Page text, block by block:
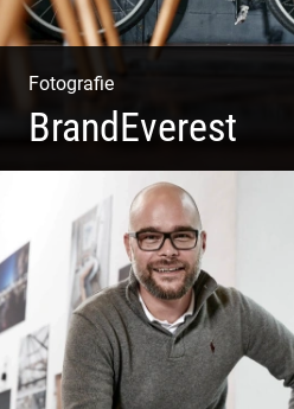
Fotografie
BrandEverest
Kommunikationsfotografie |
Markenerlebnisse | Corporate